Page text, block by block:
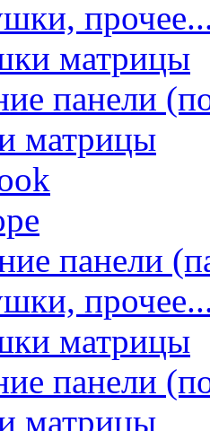
матрицы
панели
матрицы
панели
матрицы
панели
матрицы